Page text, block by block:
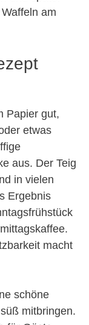
am
Papier gut,
etwas
aus. Der Teig
in vielen
Ergebnis
macht
schöne
mitbringen.